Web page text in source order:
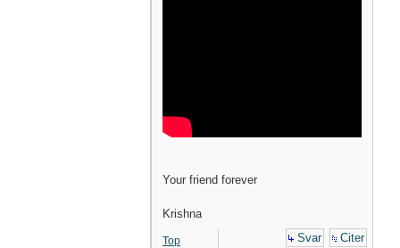
Your friend forever
Krishna
Top Svar Citer